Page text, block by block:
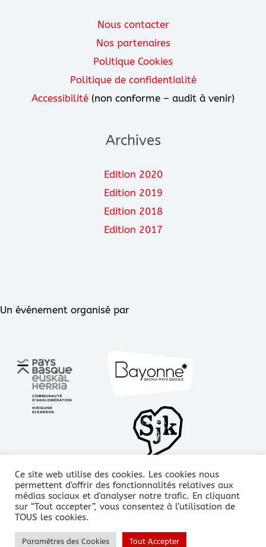
Nous contacter
Nos partenaires
Politique Cookies
Politique de confidentialité
Accessibilité (non conforme – audit à venir)
Archives
Edition 2020
Edition 2019
Edition 2018
Edition 2017
Un événement organisé par
Copyright © Points de Vue 2021
Ce site web utilise des cookies. Les cookies nous
permettent d'offrir des fonctionnalités relatives aux
médias sociaux et d'analyser notre trafic. En cliquant
sur “Tout accepter”, vous consentez à l’utilisation de
TOUS les cookies.
Paramètres des Cookies Tout Accepter